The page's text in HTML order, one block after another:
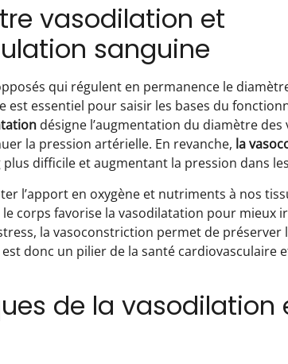
vasodilation et
sanguine
qui régulent en permanence le
essentiel pour saisir les bases du
désigne l’augmentation du diamètre des
la pression artérielle. En revanche, la
difficile et augmentant la pression dans
l’apport en oxygène et nutriments à nos
corps favorise la vasodilatation pour mieux
la vasoconstriction permet de
donc un pilier de la santé cardiovasculaire
de la vasodilation